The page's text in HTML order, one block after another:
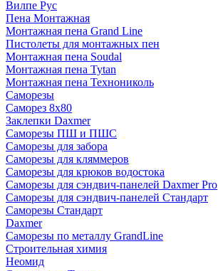
Вилпе Рус
Пена Монтажнaя
Монтажная пена Grand Linе
Пистолеты для монтажных пен
Монтажная пена Soudal
Монтажная пена Tytan
Монтажная пена Технониколь
Саморезы
Саморез 8х80
Заклепки Daxmer
Саморезы ПШ и ПШС
Саморезы для забора
Саморезы для кляммеров
Саморезы для крюков водостока
Саморезы для сэндвич-панелей Daxmer Pro
Саморезы для сэндвич-панелей Стандарт
Саморезы Стандарт
Daxmer
Саморезы по металлу GrandLine
Строительная химия
Неомид